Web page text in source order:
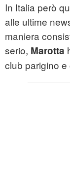
In Italia però
alle ultime
maniera
serio, Marotta
club parigino